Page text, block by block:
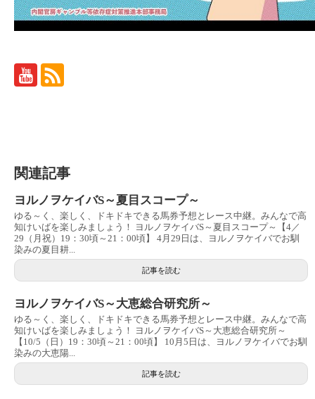
関連記事
ヨルノヲケイバS～夏目スコープ～
ゆる～く、楽しく、ドキドキできる馬券予想とレース中継。みんなで高
知けいばを楽しみましょう！ ヨルノヲケイバS～夏目スコープ～【4／
29（月祝）19：30頃～21：00頃】 4月29日は、ヨルノヲケイバでお馴
染みの夏目耕...
記事を読む
ヨルノヲケイバS～大恵総合研究所～
ゆる～く、楽しく、ドキドキできる馬券予想とレース中継。みんなで高
知けいばを楽しみましょう！ ヨルノヲケイバS～大恵総合研究所～
【10/5（日）19：30頃～21：00頃】 10月5日は、ヨルノヲケイバでお馴
染みの大恵陽...
記事を読む